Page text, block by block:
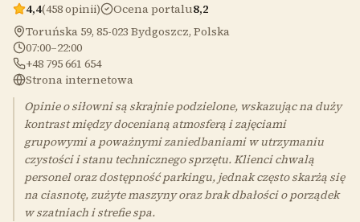
4,4(458 opinii) Ocena portalu8,2
Toruńska 59, 85-023 Bydgoszcz, Polska
07:00–22:00
+48 795 661 654
Strona internetowa
Opinie o siłowni są skrajnie podzielone, wskazując na duży
kontrast między docenianą atmosferą i zajęciami
grupowymi a poważnymi zaniedbaniami w utrzymaniu
czystości i stanu technicznego sprzętu. Klienci chwalą
personel oraz dostępność parkingu, jednak często skarżą się
na ciasnotę, zużyte maszyny oraz brak dbałości o porządek
w szatniach i strefie spa.